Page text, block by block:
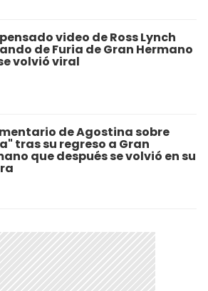
video de Ross Lynch
de Furia de Gran Hermano
volvió viral
de Agostina sobre
tras su regreso a Gran
que después se volvió en su